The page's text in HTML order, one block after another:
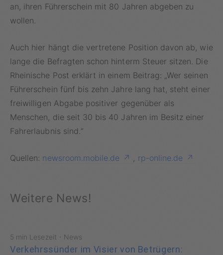
an, ihren Führerschein mit 80 Jahren abgeben zu
wollen.
Auch hier hängt die vertretene Position davon ab, wie
lange die Befragten schon hinterm Steuer sitzen. Die
Rheinische Post erklärt in einem Beitrag: „Wer seinen
Führerschein fünf bis zehn Jahre lang hat, steht einer
freiwilligen Abgabe positiver gegenüber als
Menschen, die seit 30 bis 40 Jahren im Besitz einer
Fahrerlaubnis sind.“
Quellen: newsroom.mobile.de , rp-online.de
Weitere News!
5 min Lesezeit · News
Verkehrssünder im Visier von Betrügern: